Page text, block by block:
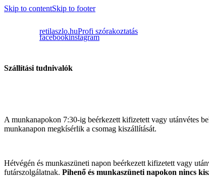
Skip to contentSkip to footer
retilaszlo.huProfi szórakoztatás
facebookinstagram
Szállítási tudnivalók
A munkanapokon 7:30-ig beérkezett kifizetett vagy utánvétes
munkanapon megkísérlik a csomag kiszállítását.
Hétvégén és munkaszüneti napon beérkezett kifizetett vagy
futárszolgálatnak. Pihenő és munkaszüneti napokon nincs